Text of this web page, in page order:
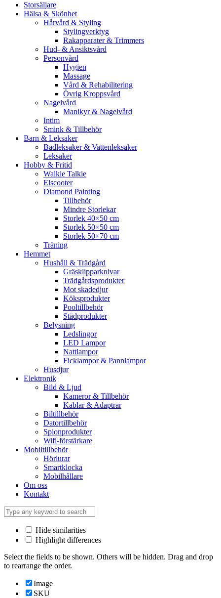
Storsäljare
Hälsa & Skönhet
Hårvård & Styling
Stylingverktyg
Rakapparater & Trimmers
Hud- & Ansiktsvård
Personvård
Hygien
Massage
Vård & Rehabilitering
Övrig Kroppsvård
Nagelvård
Manikyr & Nagelvård
Intim
Smink & Tillbehör
Barn & Leksaker
Badleksaker & Vattenleksaker
Leksaker
Hobby & Fritid
Walkie Talkie
Elscooter
Diamond Painting
Tillbehör
Mindre Storlekar
Storlek 40×50 cm
Storlek 50×50 cm
Storlek 50×70 cm
Träning
Hemmet
Hushåll & Trädgård
Gräsklipparknivar
Trädgårdsprodukter
Mot skadedjur
Köksprodukter
Pooltillbehör
Städprodukter
Belysning
Ledslingor
LED Lampor
Nattlampor
Ficklampor & Pannlampor
Husdjur
Elektronik
Bild & Ljud
Kameror & Tillbehör
Kablar & Adaptrar
Biltillbehör
Datortillbehör
Spionprodukter
Wifi-förstärkare
Mobiltillbehör
Hörlurar
Smartklocka
Mobilhållare
Om oss
Kontakt
Hide similarities
Highlight differences
Select the fields to be shown. Others will be hidden. Drag and drop
to rearrange the order.
Image
SKU